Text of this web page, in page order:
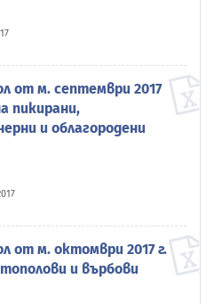
от м. септември 2017
пикирани,
и облагородени
от м. октомври 2017 г.
и върбови